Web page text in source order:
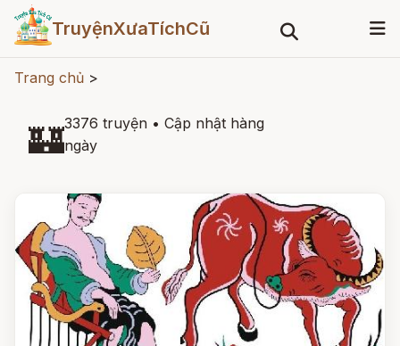
TruyệnXưaTíchCũ
Trang chủ >
🏰3376 truyện • Cập nhật hàng
ngày